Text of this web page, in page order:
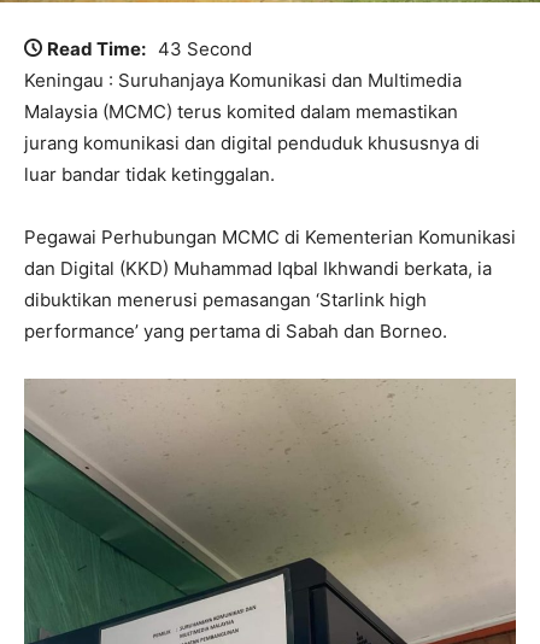
Read Time: 43 Second
Keningau : Suruhanjaya Komunikasi dan Multimedia
Malaysia (MCMC) terus komited dalam memastikan
jurang komunikasi dan digital penduduk khususnya di
luar bandar tidak ketinggalan.
Pegawai Perhubungan MCMC di Kementerian Komunikasi
dan Digital (KKD) Muhammad Iqbal Ikhwandi berkata, ia
dibuktikan menerusi pemasangan ‘Starlink high
performance’ yang pertama di Sabah dan Borneo.